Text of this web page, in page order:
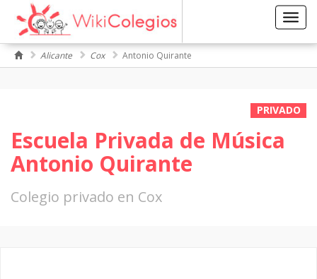
Alicante Cox Antonio Quirante
PRIVADO
Escuela Privada de Música
Antonio Quirante
Colegio privado en Cox